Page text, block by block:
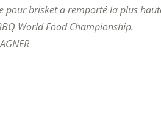
pour brisket a remporté la plus
World Food Championship.